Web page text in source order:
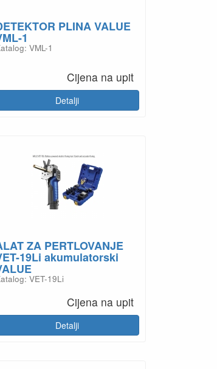
Detalji
ALAT ZA PERTLOVANJE
VET-19Li akumulatorski
Katalog: VET-19Li
Detalji